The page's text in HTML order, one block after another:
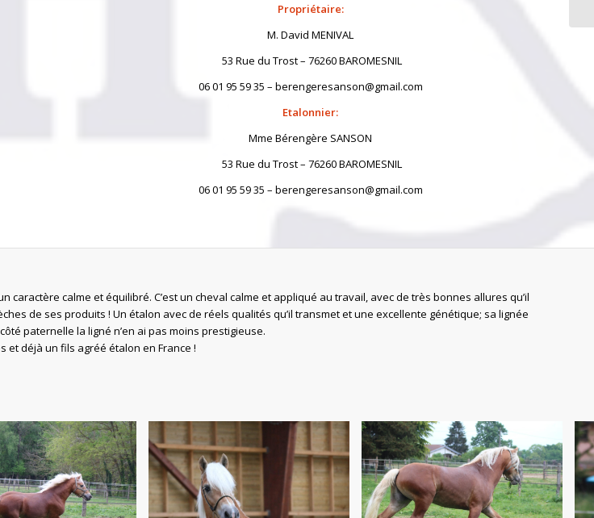
Propriétaire:
M. David MENIVAL
53 Rue du Trost – 76260 BAROMESNIL
06 01 95 59 35 – berengeresanson@gmail.com
Etalonnier:
Mme Bérengère SANSON
53 Rue du Trost – 76260 BAROMESNIL
06 01 95 59 35 – berengeresanson@gmail.com
calme et équilibré. C’est un cheval calme et appliqué au travail, avec de très bonnes allures qu’il
de ses produits ! Un étalon avec de réels qualités qu’il transmet et une excellente génétique; sa lignée
paternelle la ligné n’en ai pas moins prestigieuse.
déjà un fils agréé étalon en France !